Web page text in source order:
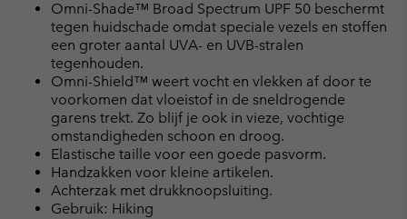
Omni-Shade™ Broad Spectrum UPF 50 beschermt
tegen huidschade omdat speciale vezels en stoffen
een groter aantal UVA- en UVB-stralen
tegenhouden.
Omni-Shield™ weert vocht en vlekken af door te
voorkomen dat vloeistof in de sneldrogende
garens trekt. Zo blijf je ook in vieze, vochtige
omstandigheden schoon en droog.
Elastische taille voor een goede pasvorm.
Handzakken voor kleine artikelen.
Achterzak met drukknoopsluiting.
Gebruik: Hiking